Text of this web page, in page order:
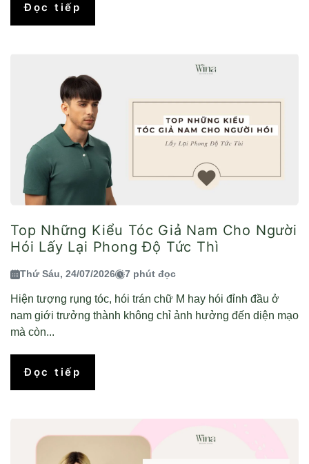
Đọc tiếp
Top Những Kiểu Tóc Giả Nam Cho Người
Hói Lấy Lại Phong Độ Tức Thì
Thứ Sáu, 24/07/2026 7 phút đọc
Hiện tượng rụng tóc, hói trán chữ M hay hói đỉnh đầu ở
nam giới trưởng thành không chỉ ảnh hưởng đến diện mạo
mà còn...
Đọc tiếp